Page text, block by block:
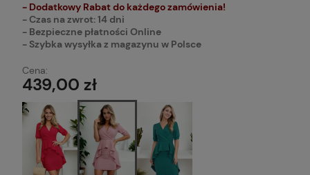
- Dodatkowy Rabat do każdego zamówienia!
- Czas na zwrot: 14 dni
- Bezpieczne płatności Online
- Szybka wysyłka z magazynu w Polsce
Cena:
439,00 zł